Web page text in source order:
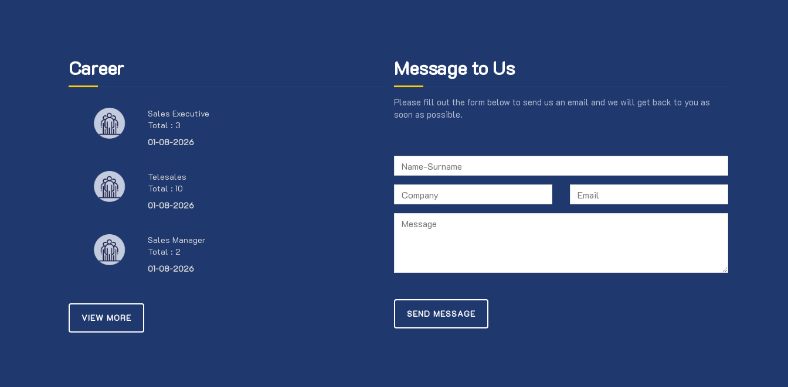
Career
Sales Executive
Total : 3
01-08-2026
Telesales
Total : 10
01-08-2026
Sales Manager
Total : 2
01-08-2026
VIEW MORE
Message to Us
Please fill out the form below to send us an email and we will get back to you as
soon as possible.
SEND MESSAGE